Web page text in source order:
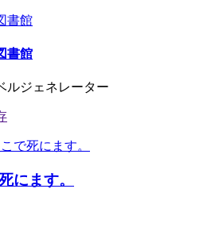
書館
書館
ルジェネレーター
にます。